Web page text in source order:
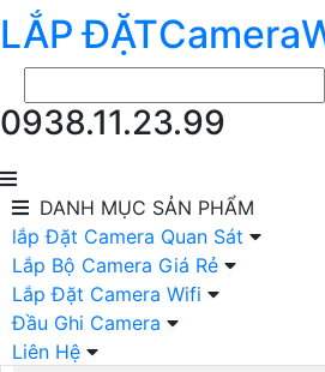
LẮP ĐẶTCamera
0938.11.23.99
DANH MỤC SẢN PHẨM
lắp Đặt Camera Quan Sát
Lắp Bộ Camera Giá Rẻ
Lắp Đặt Camera Wifi
Đầu Ghi Camera
Liên Hệ